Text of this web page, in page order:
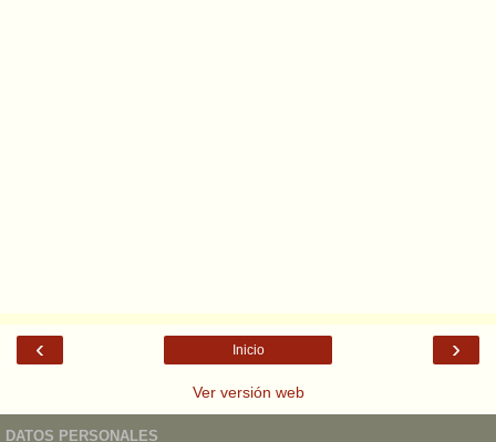
‹ ›
Inicio
Ver versión web
DATOS PERSONALES